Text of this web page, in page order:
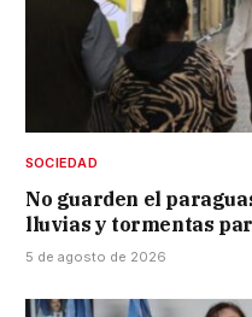
SOCIEDAD
No guarden el
lluvias y tormentas
5 de agosto de 2026